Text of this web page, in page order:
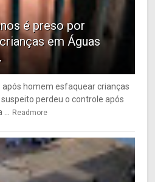
é preso por
em Águas
homem esfaquear crianças
perdeu o controle após
... Readmore